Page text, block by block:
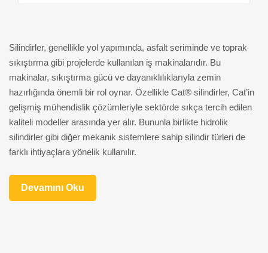
Silindirler, genellikle yol yapımında, asfalt seriminde ve toprak
sıkıştırma gibi projelerde kullanılan iş makinalarıdır. Bu
makinalar, sıkıştırma gücü ve dayanıklılıklarıyla zemin
hazırlığında önemli bir rol oynar. Özellikle Cat® silindirler, Cat’in
gelişmiş mühendislik çözümleriyle sektörde sıkça tercih edilen
kaliteli modeller arasında yer alır. Bununla birlikte hidrolik
silindirler gibi diğer mekanik sistemlere sahip silindir türleri de
farklı ihtiyaçlara yönelik kullanılır.
Silindir Nedir ve Nerelerde
Kullanılır?
Devamını Oku